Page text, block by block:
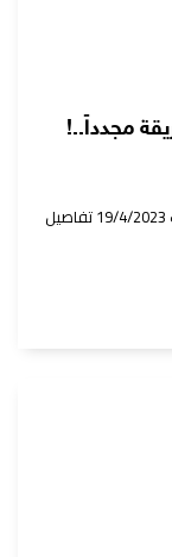
مجدداً..!
التحليل الفني اليومي للعملات والسلع والمؤشرات 19/4/2023 تفاصيل